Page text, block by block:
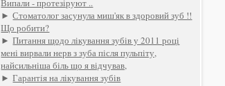
Випали - протезіруют ..
►Стоматолог засунула миш'як в здоровий зуб !!
Що робити?
►Питання щодо лікування зубів у 2011 році
мені вирвали нерв з зуба після пульпіту,
найсильніша біль що я відчував,
►Гарантія на лікування зубів